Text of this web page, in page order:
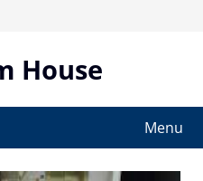
House
Menu